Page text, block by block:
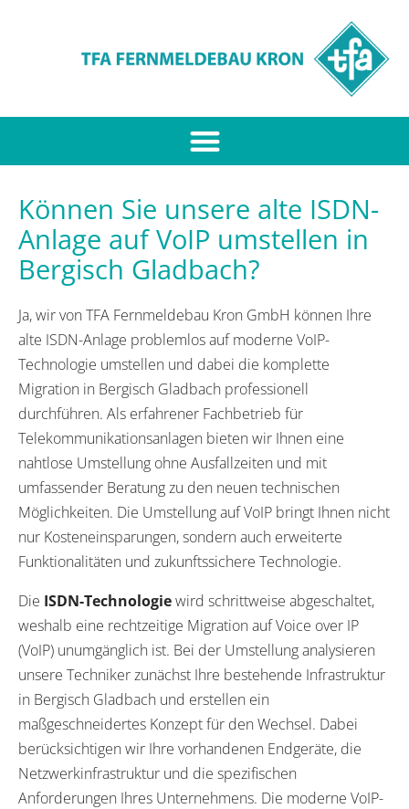
Können Sie unsere alte ISDN-
Anlage auf VoIP umstellen in
Bergisch Gladbach?
Ja, wir von TFA Fernmeldebau Kron GmbH können Ihre
alte ISDN-Anlage problemlos auf moderne VoIP-
Technologie umstellen und dabei die komplette
Migration in Bergisch Gladbach professionell
durchführen. Als erfahrener Fachbetrieb für
Telekommunikationsanlagen bieten wir Ihnen eine
nahtlose Umstellung ohne Ausfallzeiten und mit
umfassender Beratung zu den neuen technischen
Möglichkeiten. Die Umstellung auf VoIP bringt Ihnen nicht
nur Kosteneinsparungen, sondern auch erweiterte
Funktionalitäten und zukunftssichere Technologie.
Die ISDN-Technologiewird schrittweise abgeschaltet,
weshalb eine rechtzeitige Migration auf Voice over IP
(VoIP) unumgänglich ist. Bei der Umstellung analysieren
unsere Techniker zunächst Ihre bestehende Infrastruktur
in Bergisch Gladbach und erstellen ein
maßgeschneidertes Konzept für den Wechsel. Dabei
berücksichtigen wir Ihre vorhandenen Endgeräte, die
Netzwerkinfrastruktur und die spezifischen
Anforderungen Ihres Unternehmens. Die moderne VoIP-